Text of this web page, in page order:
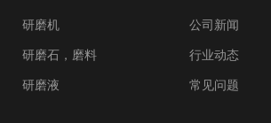
研磨机
研磨石，磨料
研磨液
公司新闻
行业动态
常见问题